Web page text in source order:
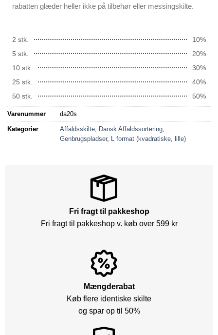
rabatten glæder heller ikke på tilbehør eller messingskilte.
2 stk.
10%
5 stk.
20%
10 stk.
30%
25 stk.
40%
50 stk.
50%
Varenummer da20s
Kategorier Affaldsskilte, Dansk Affaldssortering,
Genbrugspladser, L format (kvadratiske, lille)
Fri fragt til pakkeshop
Fri fragt til pakkeshop v. køb over 599 kr
Mængderabat
Køb flere identiske skilte
og spar op til 50%